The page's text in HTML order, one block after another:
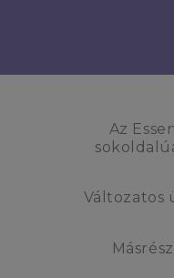
Az
Változatos